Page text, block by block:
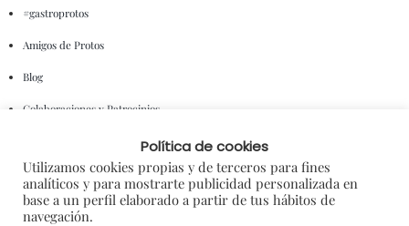
#gastroprotos
Amigos de Protos
Blog
Colaboraciones y Patrocinios
En portada
General
Política de cookies
Utilizamos cookies propias y de terceros para fines
analíticos y para mostrarte publicidad personalizada en
base a un perfil elaborado a partir de tus hábitos de
navegación.